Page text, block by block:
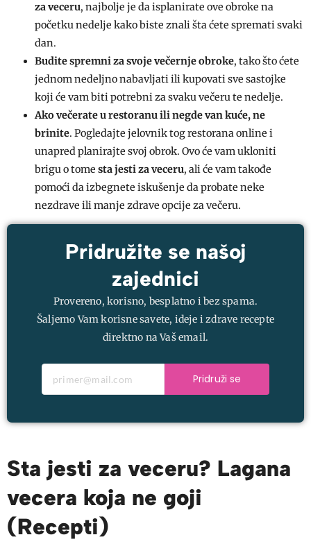
za veceru, najbolje je da isplanirate ove obroke na
početku nedelje kako biste znali šta ćete spremati svaki
dan.
Budite spremni za svoje večernje obroke, tako što ćete
jednom nedeljno nabavljati ili kupovati sve sastojke
koji će vam biti potrebni za svaku večeru te nedelje.
Ako večerate u restoranu ili negde van kuće, ne
brinite. Pogledajte jelovnik tog restorana online i
unapred planirajte svoj obrok. Ovo će vam ukloniti
brigu o tome sta jesti za veceru, ali će vam takođe
pomoći da izbegnete iskušenje da probate neke
nezdrave ili manje zdrave opcije za večeru.
Pridružite se našoj
zajednici
Provereno, korisno, besplatno i bez spama.
Šaljemo Vam korisne savete, ideje i zdrave recepte
direktno na Vaš email.
Pridruži se
Sta jesti za veceru? Lagana
vecera koja ne goji
(Recepti)